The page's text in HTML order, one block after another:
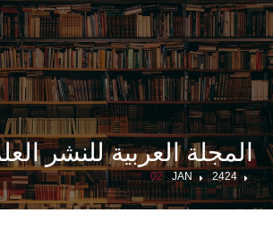
المجلة العربية للنشر
2424
JAN
02